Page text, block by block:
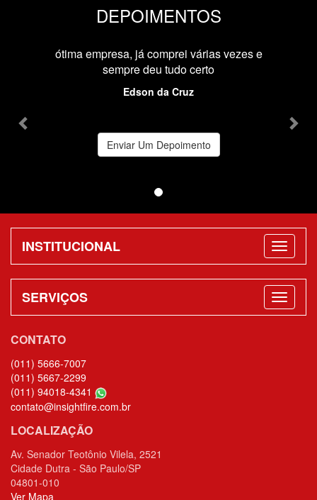
DEPOIMENTOS
ótima empresa, já comprei várias vezes e
sempre deu tudo certo
Edson da Cruz
Enviar Um Depoimento
INSTITUCIONAL
SERVIÇOS
CONTATO
(011) 5666-7007
(011) 5667-2299
(011) 94018-4341
contato@insightfire.com.br
LOCALIZAÇÃO
Av. Senador Teotônio Vilela, 2521
Cidade Dutra - São Paulo/SP
04801-010
Ver Mapa